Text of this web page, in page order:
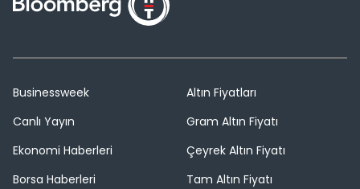
Businessweek
Canlı Yayın
Ekonomi Haberleri
Borsa Haberleri
Altın Fiyatları
Gram Altın Fiyatı
Çeyrek Altın Fiyatı
Tam Altın Fiyatı